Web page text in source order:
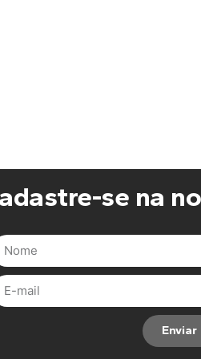
se na
Enviar